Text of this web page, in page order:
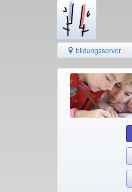
bildungsserver